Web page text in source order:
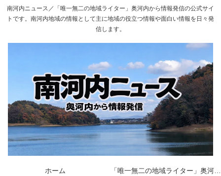
南河内ニュース／「唯一無二の地域ライター」奥河内から情報発信の公式サイ
トです。南河内地域の情報として主に地域の役立つ情報や面白い情報を日々発
信します。
ホーム